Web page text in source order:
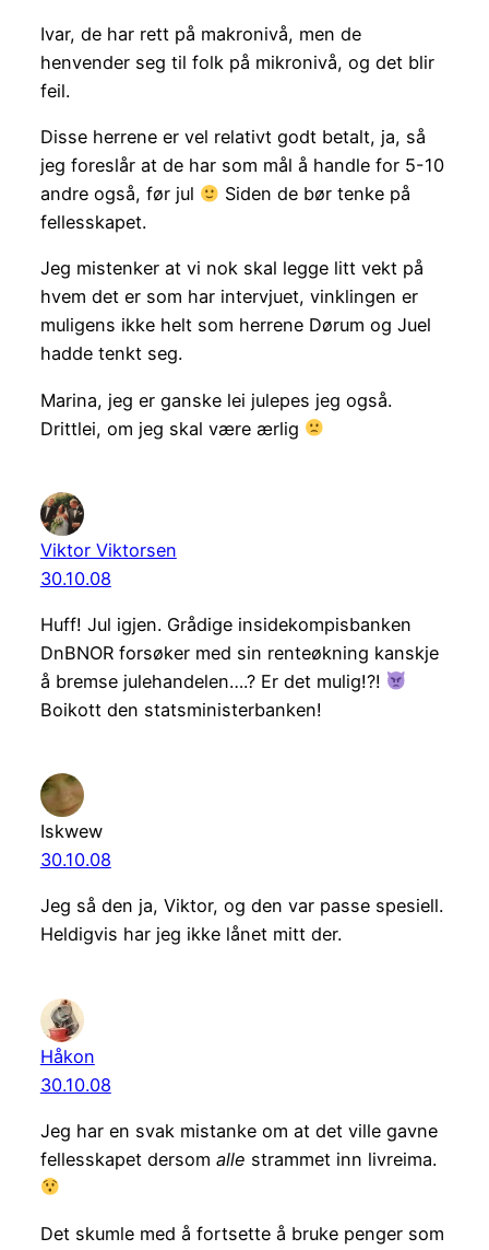
Ivar, de har rett på makronivå, men de
henvender seg til folk på mikronivå, og det blir
feil.
Disse herrene er vel relativt godt betalt, ja, så
jeg foreslår at de har som mål å handle for 5-10
andre også, før jul
Siden de bør tenke på
fellesskapet.
Jeg mistenker at vi nok skal legge litt vekt på
hvem det er som har intervjuet, vinklingen er
muligens ikke helt som herrene Dørum og Juel
hadde tenkt seg.
Marina, jeg er ganske lei julepes jeg også.
Drittlei, om jeg skal være ærlig
Viktor Viktorsen
30.10.08
Huff! Jul igjen. Grådige insidekompisbanken
DnBNOR forsøker med sin renteøkning kanskje
å bremse julehandelen….? Er det mulig!?!
Boikott den statsministerbanken!
Iskwew
30.10.08
Jeg så den ja, Viktor, og den var passe spesiell.
Heldigvis har jeg ikke lånet mitt der.
Håkon
30.10.08
Jeg har en svak mistanke om at det ville gavne
fellesskapet dersom alle strammet inn livreima.
Det skumle med å fortsette å bruke penger som